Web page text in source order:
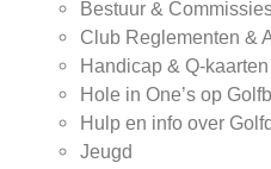
Bestuur &
Club Reglementen &
Handicap & Q-kaarten
Hole in One’s op
Hulp en info over
Jeugd